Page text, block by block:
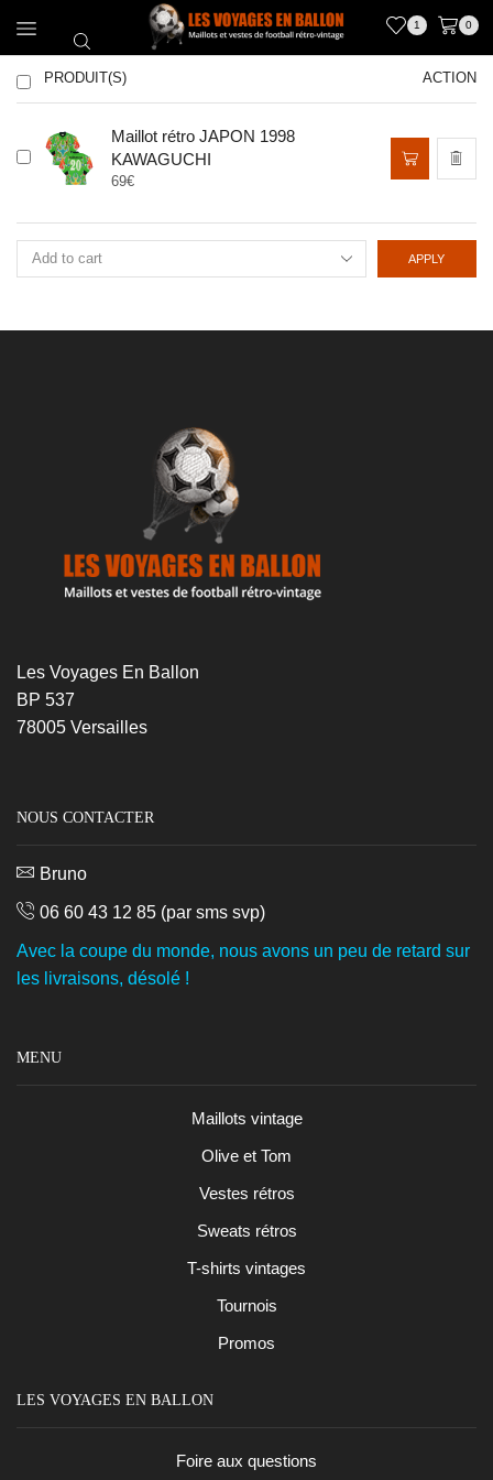
1 0
PRODUIT(S) ACTION
Maillot rétro JAPON 1998
KAWAGUCHI
69€
APPLY
Les Voyages En Ballon
BP 537
78005 Versailles
NOUS CONTACTER
Bruno
06 60 43 12 85 (par sms svp)
Avec la coupe du monde, nous avons un peu de retard sur
les livraisons, désolé !
MENU
Maillots vintage
Olive et Tom
Vestes rétros
Sweats rétros
T-shirts vintages
Tournois
Promos
LES VOYAGES EN BALLON
Foire aux questions